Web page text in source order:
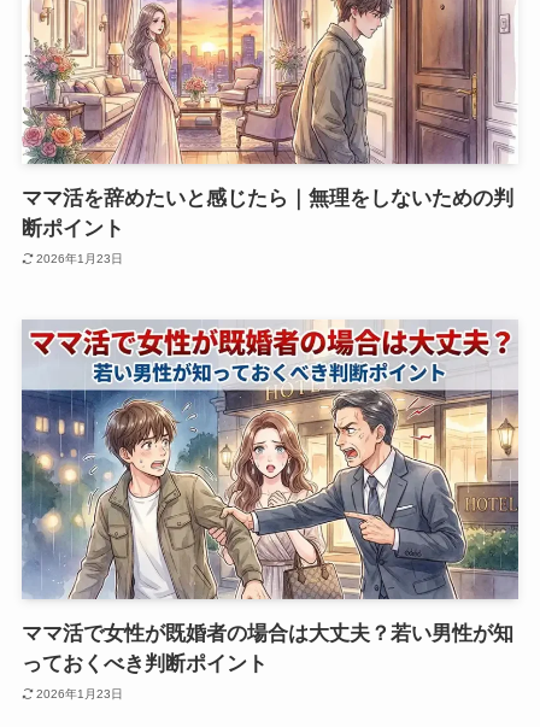
ママ活を辞めたいと感じたら｜無理をしないための判
断ポイント
2026年1月23日
ママ活で女性が既婚者の場合は大丈夫？若い男性が知
っておくべき判断ポイント
2026年1月23日